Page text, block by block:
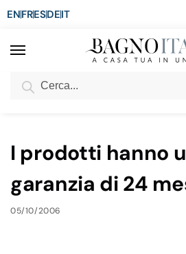
ENFRESDEIT
SCONTO del 3%
I prodotti hanno
garanzia di 24
05/10/2006